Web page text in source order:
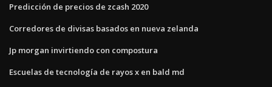
Predicción de precios de zcash 2020
Corredores de divisas basados ​​en nueva zelanda
Jp morgan invirtiendo con compostura
Escuelas de tecnología de rayos x en bald md